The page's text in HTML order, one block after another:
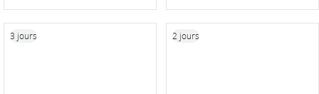
3 jours 2 jours